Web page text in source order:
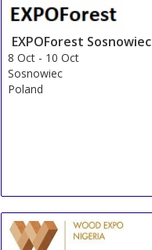
EXPOForest Sosnowiec
8 Oct - 10 Oct
Sosnowiec
Poland